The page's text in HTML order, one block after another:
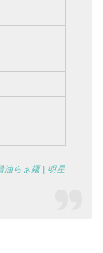
油らぁ麺 | 明星